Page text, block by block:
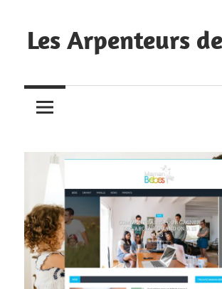
to
content
Les Arpenteurs
avons
récemment